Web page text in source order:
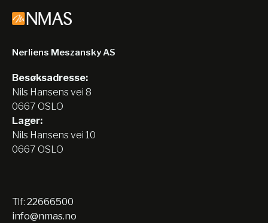
Nerliens Meszansky AS
Besøksadresse:
Nils Hansens vei 8
0667 OSLO
Lager:
Nils Hansens vei 10
0667 OSLO
Tlf: 22666500
info@nmas.no